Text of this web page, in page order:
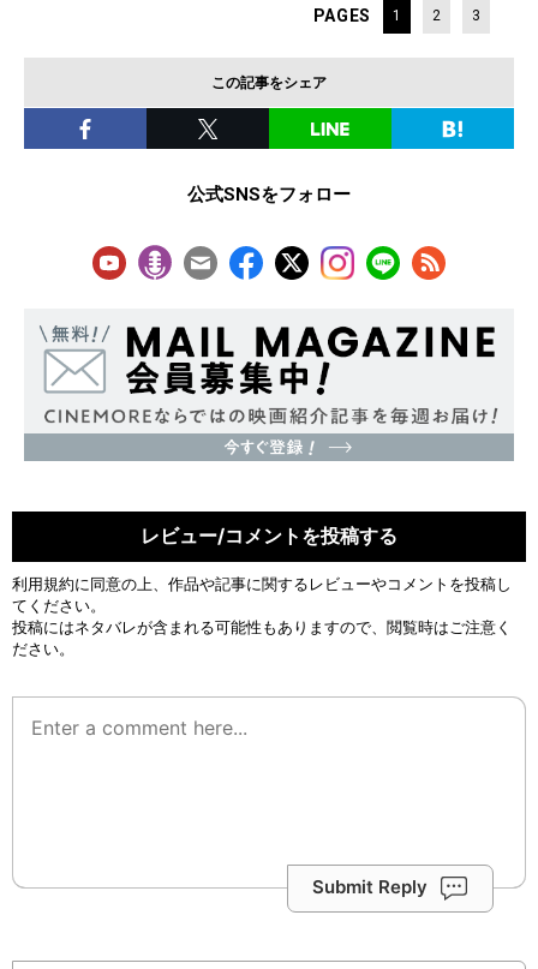
PAGES 1 2 3
この記事をシェア
公式SNSをフォロー
レビュー/コメントを投稿する
利用規約に同意の上、作品や記事に関するレビューやコメントを投稿し
てください。
投稿にはネタバレが含まれる可能性もありますので、閲覧時はご注意く
ださい。
Submit Reply